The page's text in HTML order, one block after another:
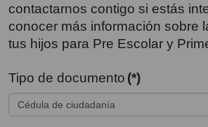
contactarnos contigo si estás
conocer más información sobre
tus hijos para Pre Escolar y
Tipo de documento (*)